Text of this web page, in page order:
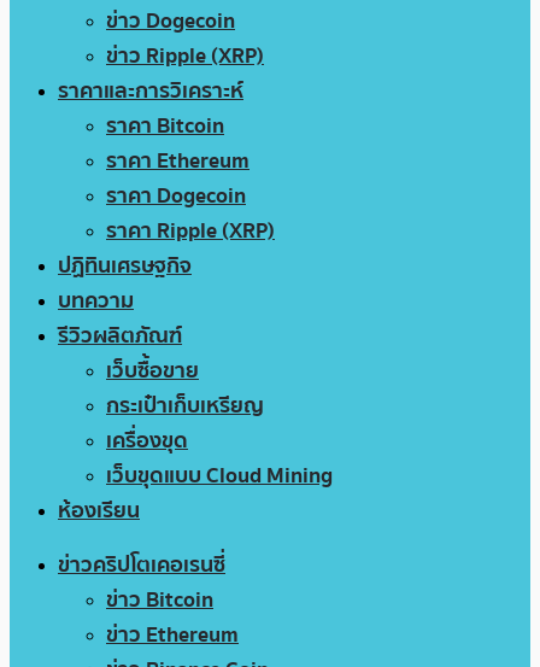
ข่าว Dogecoin
ข่าว Ripple (XRP)
ราคาและการวิเคราะห์
ราคา Bitcoin
ราคา Ethereum
ราคา Dogecoin
ราคา Ripple (XRP)
ปฏิทินเศรษฐกิจ
บทความ
รีวิวผลิตภัณฑ์
เว็บซื้อขาย
กระเป๋าเก็บเหรียญ
เครื่องขุด
เว็บขุดแบบ Cloud Mining
ห้องเรียน
ข่าวคริปโตเคอเรนซี่
ข่าว Bitcoin
ข่าว Ethereum